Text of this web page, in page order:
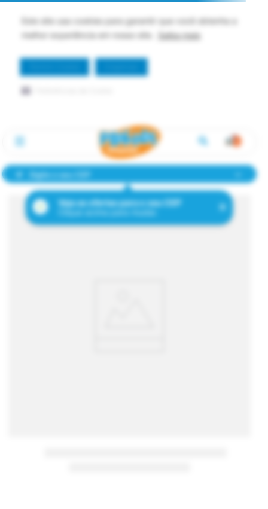
Este site usa cookies para garantir que você obtenha a
melhor experiência em nosso site.
Saiba mais
Digite o seu CEP
Veja as ofertas para o seu CEP